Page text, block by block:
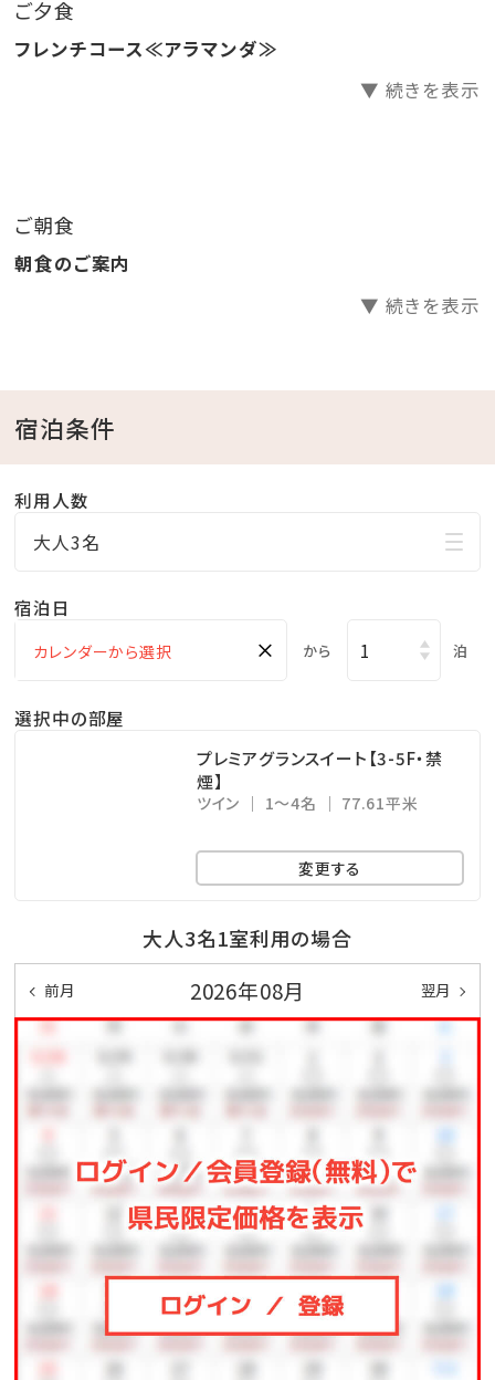
になる場合がございます。
・エステサロン「CREER DU SPA」 ⇒ 10：00～
【注意事項】
※全室禁煙ルームでございます。
※レストラン「天」のディナーをご希望の場合は、前日ま
※駐車場は有料です（1泊あたり1，000円、上限3，000
円 ※4泊以上は3，000円）
ご夕食
フレンチコース≪アラマンダ≫
▼ 続きを表示
ご朝食
朝食のご案内
▼ 続きを表示
宿泊条件
利用人数
大人3名
宿泊日
× から 泊
選択中の部屋
プレミアグランスイート【3-5F・禁
煙】
ツイン 1～4名 77.61平米
変更する
大人3名1室利用の場合
前月 2026年08月 翌月